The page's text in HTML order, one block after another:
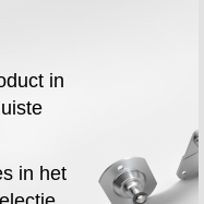
in
in het